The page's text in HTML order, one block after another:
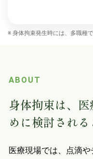
※ 身体拘束発生時には、多職種
ABOUT
身体拘束は、
めに検討され
医療現場では、点滴